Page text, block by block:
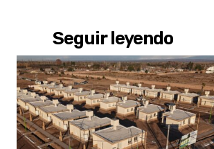
Seguir leyendo